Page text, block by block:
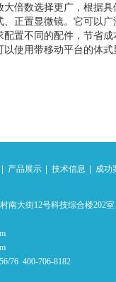
大倍数选择更广，根据具
正置显微镜。它可以广
置不同的配件，节省成
以使用带移动平台的体
产品展示 技术信息 成功
南大街12号科技综合楼202室
76 400-706-8182